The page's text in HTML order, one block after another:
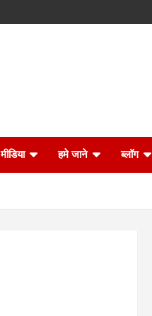
मीडिया हमे जाने ब्लॉग